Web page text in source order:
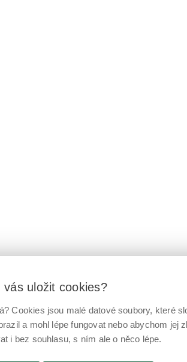
vás uložit cookies?
Cookies jsou malé datové soubory, které
a mohl lépe fungovat nebo abychom
i bez souhlasu, s ním ale o něco lépe.